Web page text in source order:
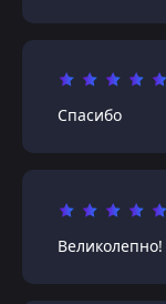
Спасибо
Великолепно!